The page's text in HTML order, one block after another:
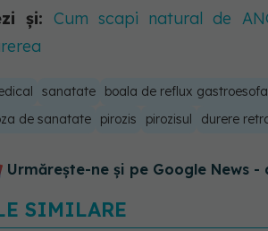
și: Cum scapi natural de
sanatate boala de reflux
de sanatate
pirozis pirozisul durere
Urmărește-ne și pe Google News -
SIMILARE